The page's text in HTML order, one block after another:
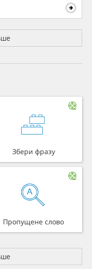
Збери фразу
Пропущене слово